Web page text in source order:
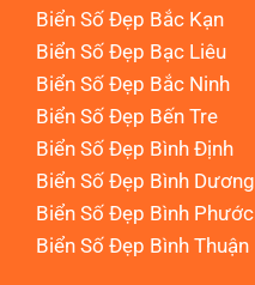
Biển Số Đẹp Bắc Kạn
Biển Số Đẹp Bạc Liêu
Biển Số Đẹp Bắc Ninh
Biển Số Đẹp Bến Tre
Biển Số Đẹp Bình Định
Biển Số Đẹp Bình Dương
Biển Số Đẹp Bình Phước
Biển Số Đẹp Bình Thuận